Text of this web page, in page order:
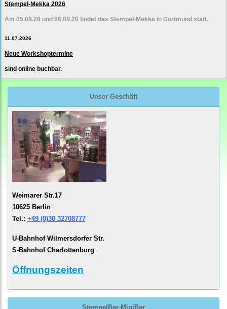
Stempel-Mekka 2026
Am 05.09.26 und 06.09.26 findet das Stempel-Mekka in Dortmund statt.
11.07.2026
Neue Workshoptermine
sind online buchbar.
Unser Geschäft
Weimarer Str.17
10625 Berlin
Tel.: +49 (0)30 32708777
U-Bahnhof Wilmersdorfer Str.
S-Bahnhof Charlottenburg
Öffnungszeiten
StempelBar-MiniBar